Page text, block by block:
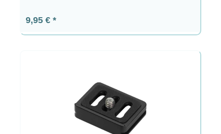
Prix régulier :
9,95 €